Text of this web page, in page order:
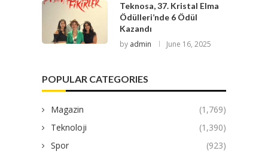
Teknosa, 37. Kristal Elma
Ödülleri’nde 6 Ödül
Kazandı
by admin June 16, 2025
POPULAR CATEGORIES
Magazin
(1,769)
Teknoloji
(1,390)
Spor
(923)